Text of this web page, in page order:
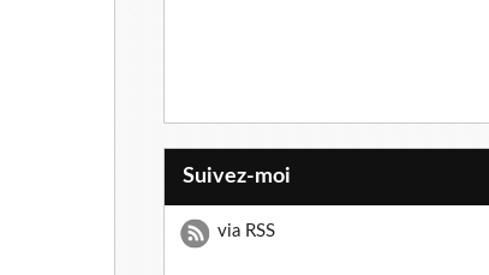
Suivez-moi
via RSS